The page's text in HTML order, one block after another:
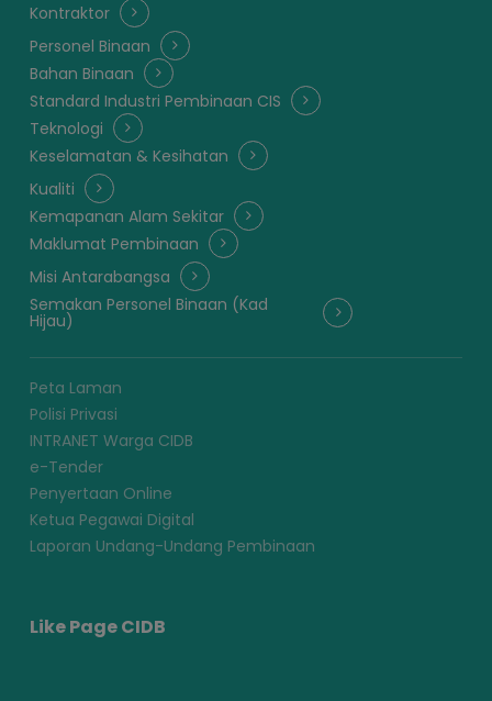
Kontraktor
Personel Binaan
Bahan Binaan
Standard Industri Pembinaan CIS
Teknologi
Keselamatan & Kesihatan
Kualiti
Kemapanan Alam Sekitar
Maklumat Pembinaan
Misi Antarabangsa
Semakan Personel Binaan (Kad
Hijau)
Peta Laman
Polisi Privasi
INTRANET Warga CIDB
e-Tender
Penyertaan Online
Ketua Pegawai Digital
Laporan Undang-Undang Pembinaan
Like Page CIDB